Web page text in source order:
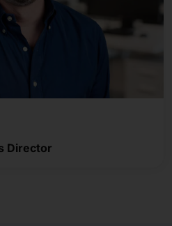
Director